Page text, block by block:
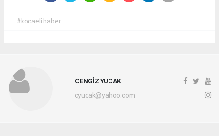
#kocaeli haber
CENGİZ YUCAK
cyucak@yahoo.com